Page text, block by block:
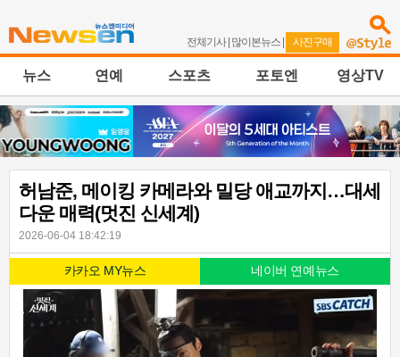
전체기사| 많이본뉴스 | 사진구매
뉴스 연예 스포츠 포토엔 영상TV
허남준, 메이킹 카메라와 밀당 애교까지…대세
다운 매력(멋진 신세계)
2026-06-04 18:42:19
카카오 MY뉴스 네이버 연예뉴스